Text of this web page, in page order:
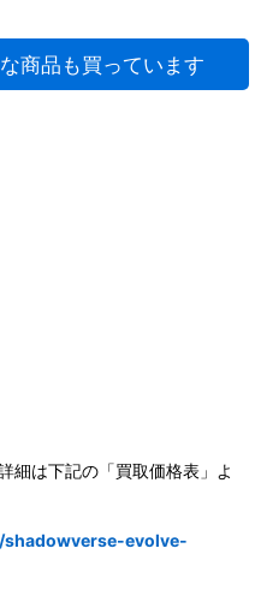
商品も買っています
細は下記の「買取価格表」よ
evolve-